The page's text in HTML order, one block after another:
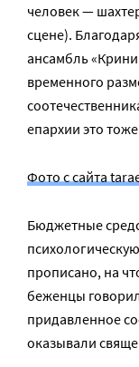
человек —
сцене).
ансамбль
временного
епархии это
Фото с сайта
Бюджетные
прописано, на
беженцы
придавленное
оказывали